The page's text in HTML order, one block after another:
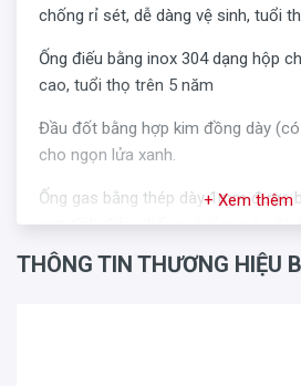
chống rỉ sét, dễ dàng vệ sinh, tuổi
Ống điếu bằng inox 304 dạng hộp
cao, tuổi thọ trên 5 năm
Đầu đốt bằng hợp kim đồng dày (có
cho ngọn lửa xanh.
Ống gas bằng thép dày 1mm được
sơn tĩnh điện chống rò rỉ gas tuyệt
Bộ đánh lửa được gia công dày hơn
+ Xem thêm
THÔNG TIN THƯƠNG HIỆU